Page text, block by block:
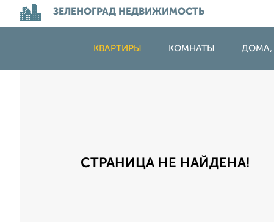
ЗЕЛЕНОГРАД НЕДВИЖИМОСТЬ
КВАРТИРЫ КОМНАТЫ ДОМА,
СТРАНИЦА НЕ НАЙДЕНА!